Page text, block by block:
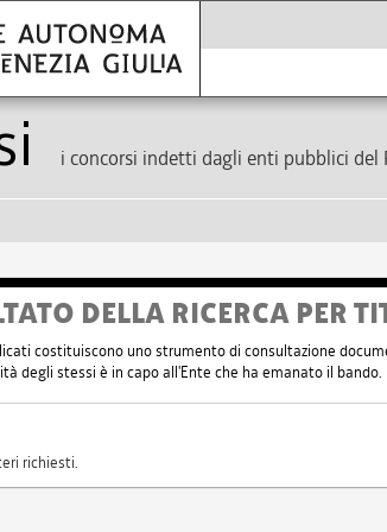
i concorsi indetti dagli enti pubblici del
DELLA RICERCA PER
costituiscono uno strumento di consultazione
degli stessi è in capo all'Ente che ha emanato il bando.
richiesti.